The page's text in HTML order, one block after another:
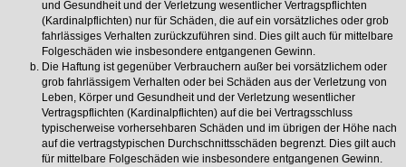
und Gesundheit und der Verletzung wesentlicher Vertragspflichten
(Kardinalpflichten) nur für Schäden, die auf ein vorsätzliches oder grob
fahrlässiges Verhalten zurückzuführen sind. Dies gilt auch für mittelbare
Folgeschäden wie insbesondere entgangenen Gewinn.
Die Haftung ist gegenüber Verbrauchern außer bei vorsätzlichem oder
grob fahrlässigem Verhalten oder bei Schäden aus der Verletzung von
Leben, Körper und Gesundheit und der Verletzung wesentlicher
Vertragspflichten (Kardinalpflichten) auf die bei Vertragsschluss
typischerweise vorhersehbaren Schäden und im übrigen der Höhe nach
auf die vertragstypischen Durchschnittsschäden begrenzt. Dies gilt auch
für mittelbare Folgeschäden wie insbesondere entgangenen Gewinn.